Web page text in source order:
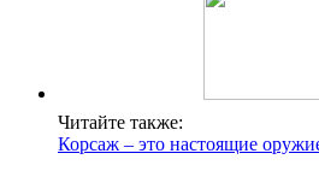
Читайте также:
Корсаж – это настоящие